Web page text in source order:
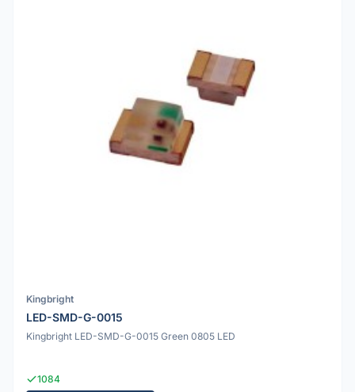
Kingbright
LED-SMD-G-0015
Kingbright LED-SMD-G-0015 Green 0805 LED
1084